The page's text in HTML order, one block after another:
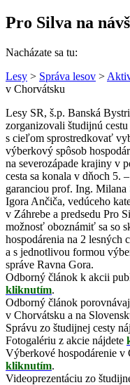
Pro Silva na
Nacházate sa tu:
Lesy > Správa lesov >
v Chorvátsku
Lesy SR, š.p. Banská
zorganizovali študijnú
s cieľom sprostredkovať
výberkový spôsob
na severozápade krajiny v
cesta sa konala v dňoch 5.
garanciou prof. Ing.
Igora Ančiča, vedúceho
v Záhrebe a predsedu Pro
možnosť oboznámiť sa so
hospodárenia na 2 lesných
a s jednotlivou formou
správe Ravna Gora.
Odborný článok k akcii
kliknutím.
Odborný článok
v Chorvátsku a na
Správu zo študijnej cesty
Fotogalériu z akcie nájdete
Výberkové hospodárenie v
kliknutím.
Videoprezentáciu zo